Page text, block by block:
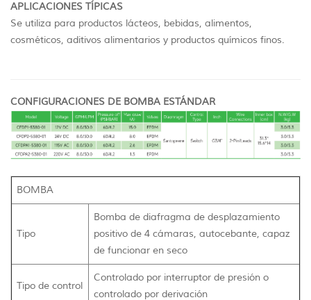
APLICACIONES TÍPICAS
Se utiliza para productos lácteos, bebidas, alimentos,
cosméticos, aditivos alimentarios y productos químicos finos.
CONFIGURACIONES DE BOMBA ESTÁNDAR
BOMBA
Tipo
Bomba de diafragma de desplazamiento
positivo de 4 cámaras, autocebante, capaz
de funcionar en seco
Tipo de control
Controlado por interruptor de presión o
controlado por derivación